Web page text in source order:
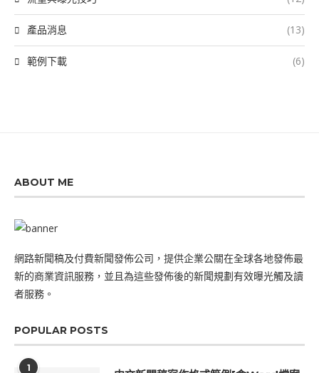
產品消息 (13)
範例下載 (6)
ABOUT ME
網路新聞稿及付費新聞發佈公司，提供企業公關在全球各地發佈最
新的商業資訊服務，並且為這些發佈後的新聞規劃有效曝光觸及讀
者服務。
POPULAR POSTS
1